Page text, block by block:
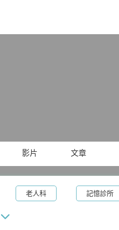
影片 文章
老人科 記憶診所
甲狀腺外科